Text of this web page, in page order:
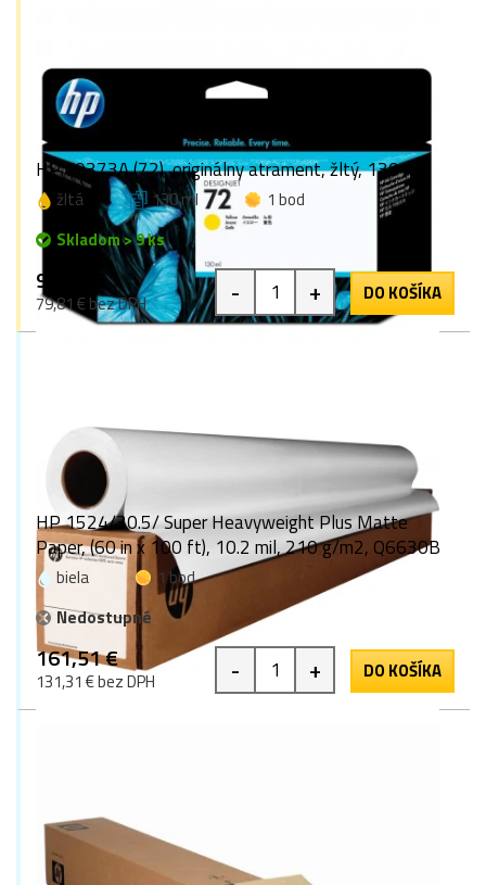
HP C9373A (72), originálny atrament, žltý, 130 ml
žltá 130 ml
1 bod
Skladom > 9 ks
98,17 €
79,81 € bez DPH - + DO KOŠÍKA
HP 1524/30.5/ Super Heavyweight Plus Matte
Paper, (60 in x 100 ft), 10.2 mil, 210 g/m2, Q6630B
biela
1 bod
Nedostupné
161,51 €
131,31 € bez DPH - + DO KOŠÍKA